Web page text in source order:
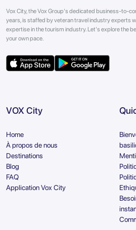
Vox City, the Vox Group's dedicated business-to-
years, is staffed by veteran travel industry experts
expertise in the tourism industry. Let's explore the
your own pace.
VOX City
Home
À propos de nous
Destinations
Blog
FAQ
Application Vox City